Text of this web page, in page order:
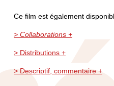
Ce film est également
> Collaborations +
> Distributions +
> Descriptif, commentaire +